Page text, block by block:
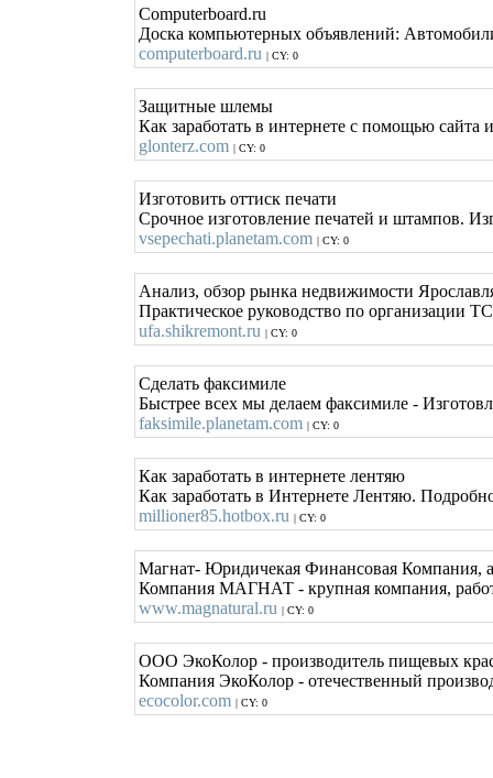
Computerboard.ru
Доска компьютерных объявлений:
computerboard.ru | CY: 0
Защитные шлемы
Как заработать в интернете с помощью
glonterz.com | CY: 0
Изготовить оттиск печати
Срочное изготовление печатей и штампов.
vsepechati.planetam.com | CY: 0
Анализ, обзор рынка недвижимости
Практическое руководство по организации
ufa.shikremont.ru | CY: 0
Сделать факсимиле
Быстрее всех мы делаем факсимиле -
faksimile.planetam.com | CY: 0
Как заработать в интернете лентяю
Как заработать в Интернете Лентяю.
millioner85.hotbox.ru | CY: 0
Магнат- Юридичекая Финансовая Компания,
Компания МАГНАТ - крупная компания,
www.magnatural.ru | CY: 0
ООО ЭкоКолор - производитель пищевых
Компания ЭкоКолор - отечественный
ecocolor.com | CY: 0